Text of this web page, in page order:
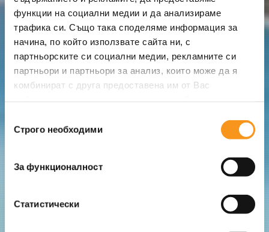
функции на социални медии и да анализираме
трафика си. Също така споделяме информация за
начина, по който използвате сайта ни, с
партньорските си социални медии, рекламните си
партньори и партньори за анализ, които може да я
комбинират с друга предоставена им от Вас
наСтрого необходими
За функционалност
Статистически